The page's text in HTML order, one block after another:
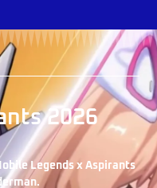
2026
Legends x Aspirants